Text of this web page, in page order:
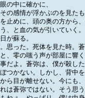
の中に確かに、
の感情が浮かぶのを見たも
止めに、頭の奥の方から
、と血の気が引いていく
が蘇る。
った。死体を見た時。蒼
、零の嗤う声が部屋に響く
事だよ。蒼弥は、僕が殺し
つかない。しかし、背中
ら目が離せない。今にも
は蒼弥ではない。そう思う